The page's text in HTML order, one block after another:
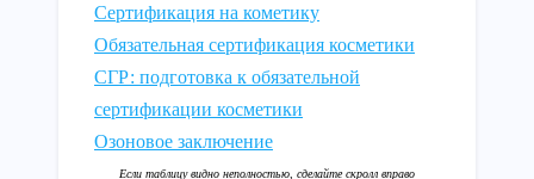
Сертификация на кометику
Обязательная сертификация косметики
СГР: подготовка к обязательной
сертификации косметики
Озоновое заключение